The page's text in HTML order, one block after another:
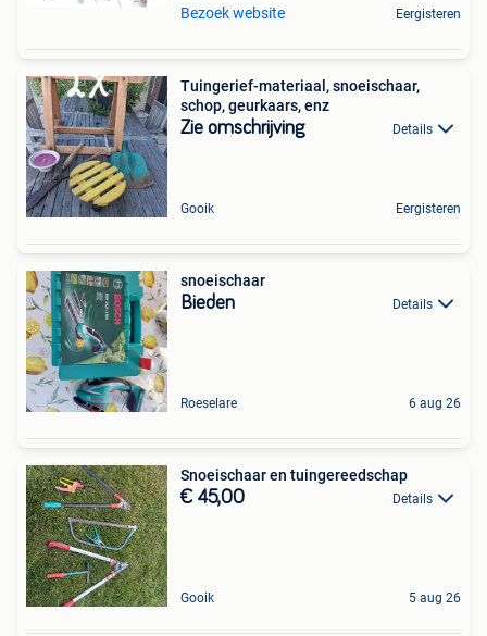
Bezoek website Eergisteren
Tuingerief-materiaal, snoeischaar,
schop, geurkaars, enz
Zie omschrijving Details
Gooik Eergisteren
snoeischaar
Bieden Details
Roeselare 6 aug 26
Snoeischaar en tuingereedschap
€ 45,00 Details
Gooik 5 aug 26